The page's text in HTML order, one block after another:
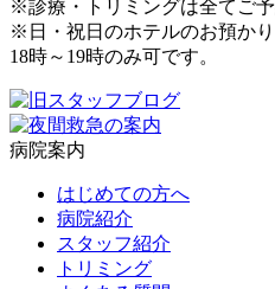
※診療・トリミングは全てご予
※日・祝日のホテルのお預か
18時～19時のみ可です。
病院案内
はじめての方へ
病院紹介
スタッフ紹介
トリミング